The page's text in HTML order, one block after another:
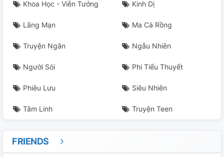
Khoa Học - Viễn Tưởng Kinh Dị
Lãng Mạn Ma Cà Rồng
Truyện Ngắn Ngẫu Nhiên
Người Sói Phi Tiểu Thuyết
Phiêu Lưu Siêu Nhiên
Tâm Linh Truyện Teen
FRIENDS